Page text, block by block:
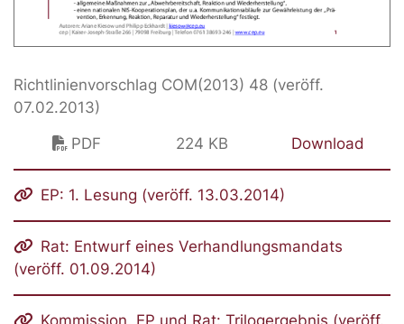
Richtlinienvorschlag COM(2013) 48 (veröff.
07.02.2013)
PDF
224 KB Download
EP: 1. Lesung (veröff. 13.03.2014)
Rat: Entwurf eines Verhandlungsmandats
(veröff. 01.09.2014)
Kommission, EP und Rat: Trilogergebnis (veröff.